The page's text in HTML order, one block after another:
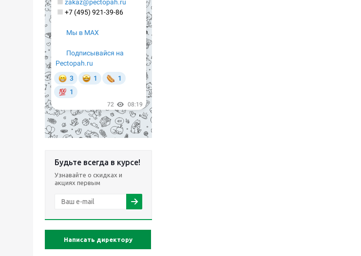
Будьте всегда в курсе!
Узнавайте о скидках и
акциях первым
Написать директору